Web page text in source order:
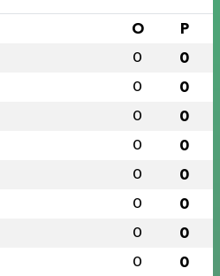
O P
0 0
0 0
0 0
0 0
0 0
0 0
0 0
0 0